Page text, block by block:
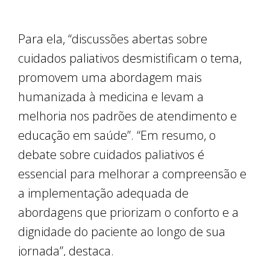
Para ela, “discussões abertas sobre
cuidados paliativos desmistificam o tema,
promovem uma abordagem mais
humanizada à medicina e levam a
melhoria nos padrões de atendimento e
educação em saúde”. “Em resumo, o
debate sobre cuidados paliativos é
essencial para melhorar a compreensão e
a implementação adequada de
abordagens que priorizam o conforto e a
dignidade do paciente ao longo de sua
jornada”, destaca.